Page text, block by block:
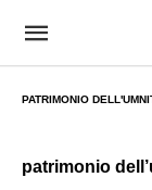
PATRIMONIO
patrimonio